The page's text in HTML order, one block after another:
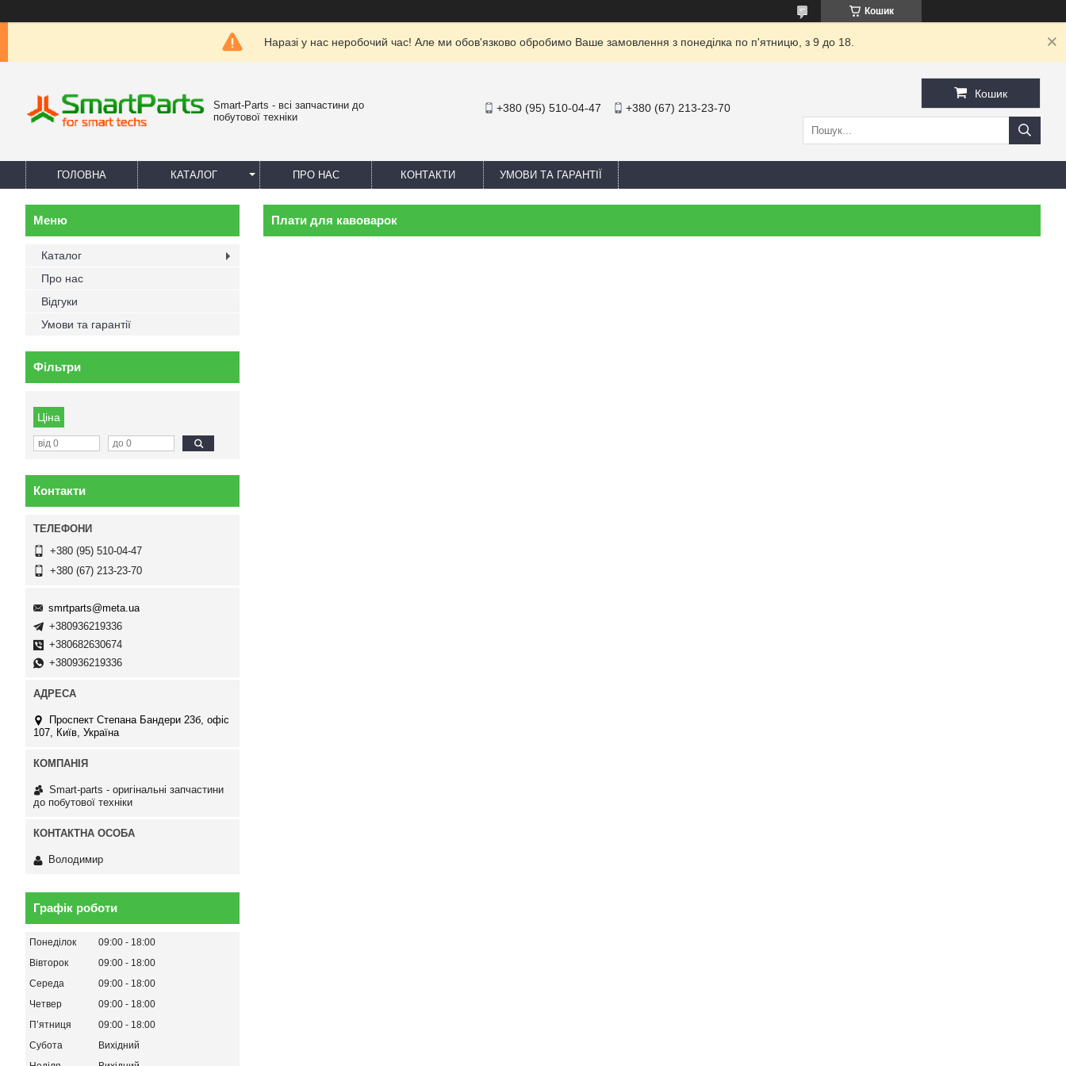
Кошик
Наразі у нас неробочий час! Але ми обов'язково обробимо Ваше замовлення з понеділка по п'ятницю, з 9 до 18.
Smart-Parts - всі запчастини до
побутової техніки
+380 (95) 510-04-47 +380 (67) 213-23-70
Кошик
ГОЛОВНА КАТАЛОГ ПРО НАС КОНТАКТИ УМОВИ ТА ГАРАНТІЇ
Плати для кавоварок
Каталог
Про нас
Відгуки
Умови та гарантії
Фільтри
Ціна
Контакти
+380 (95) 510-04-47
+380 (67) 213-23-70
smrtparts@meta.ua
+380936219336
+380682630674
+380936219336
Проспект Степана Бандери 23б, офіс
107, Київ, Україна
Smart-parts - оригінальні запчастини
до побутової техніки
Володимир
Графік роботи
Понеділок 09:00
18:00
Вівторок
09:00
18:00
Середа
09:00
18:00
Четвер
09:00
18:00
Пʼятниця
09:00
18:00
Субота
Вихідний